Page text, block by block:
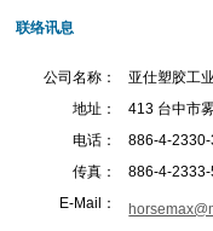
联络讯息
公司名称：
亚仕塑胶工
地址：
413 台中市
电话：
886-4-
传真：
886-4-
E-Mail：